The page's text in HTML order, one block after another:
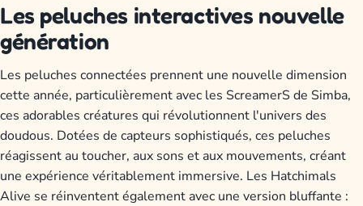
Les peluches interactives nouvelle
génération
Les peluches connectées prennent une nouvelle dimension
cette année, particulièrement avec les ScreamerS de Simba,
ces adorables créatures qui révolutionnent l'univers des
doudous. Dotées de capteurs sophistiqués, ces peluches
réagissent au toucher, aux sons et aux mouvements, créant
une expérience véritablement immersive. Les Hatchimals
Alive se réinventent également avec une version bluffante :